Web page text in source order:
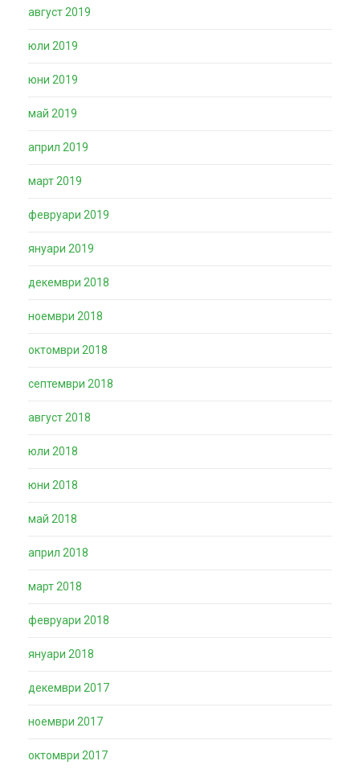
август 2019
юли 2019
юни 2019
май 2019
април 2019
март 2019
февруари 2019
януари 2019
декември 2018
ноември 2018
октомври 2018
септември 2018
август 2018
юли 2018
юни 2018
май 2018
април 2018
март 2018
февруари 2018
януари 2018
декември 2017
ноември 2017
октомври 2017